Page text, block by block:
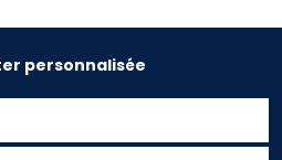
personnalisée